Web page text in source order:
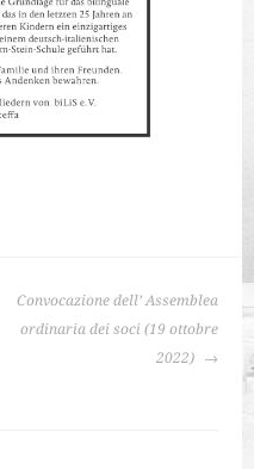
Convocazione dell’ Assemblea
ordinaria dei soci (19 ottobre
2022)